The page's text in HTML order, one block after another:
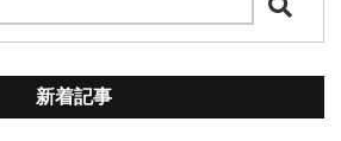
新着記事